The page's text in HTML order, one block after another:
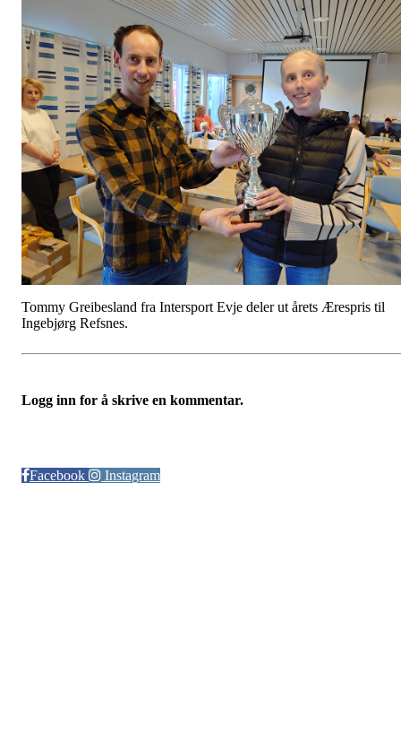
Tommy Greibesland fra Intersport Evje deler ut årets Ærespris til
Ingebjørg Refsnes.
Logg inn for å skrive en kommentar.
Facebook
Instagram